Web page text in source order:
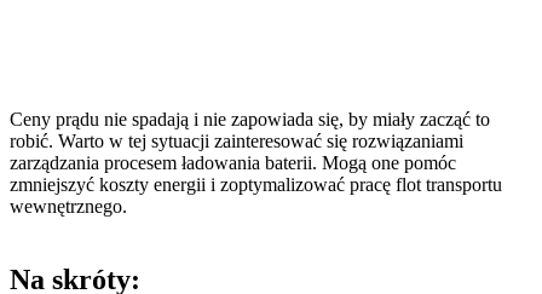
Ceny prądu nie spadają i nie zapowiada się, by miały zacząć to
robić. Warto w tej sytuacji zainteresować się rozwiązaniami
zarządzania procesem ładowania baterii. Mogą one pomóc
zmniejszyć koszty energii i zoptymalizować pracę flot transportu
wewnętrznego.
Na skróty: